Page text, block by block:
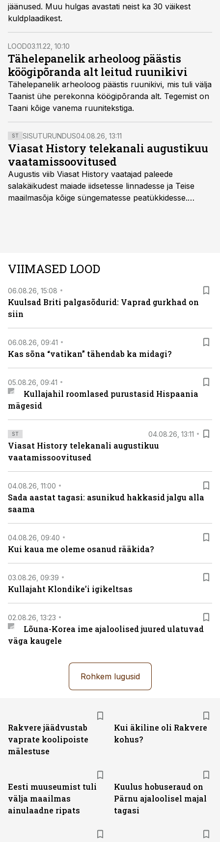
jäänused. Muu hulgas avastati neist ka 30 väikest
kuldplaadikest.
LOOD03.11.22, 10:10
Tähelepanelik arheoloog päästis
köögipõranda alt leitud ruunikivi
Tähelepanelik arheoloog päästis ruunikivi, mis tuli välja
Taanist ühe perekonna köögipõranda alt. Tegemist on
Taani kõige vanema ruunitekstiga.
ST SISUTURUNDUS04.08.26, 13:11
Viasat History telekanali augustikuu
vaatamissoovitused
Augustis viib Viasat History vaatajad paleede
salakäikudest maiade iidsetesse linnadesse ja Teise
maailmasõja kõige süngematesse peatükkidesse.
viasathistory.eu/ee
VIIMASED LOOD
06.08.26, 15:08
Kuulsad Briti palgasõdurid: Vaprad gurkhad on
siin
06.08.26, 09:41
Kas sõna “vatikan” tähendab ka midagi?
05.08.26, 09:41
Kullajahil roomlased purustasid Hispaania
mägesid
ST 04.08.26, 13:11
Viasat History telekanali augustikuu
vaatamissoovitused
04.08.26, 11:00
Sada aastat tagasi: asunikud hakkasid jalgu alla
saama
04.08.26, 09:40
Kui kaua me oleme osanud rääkida?
03.08.26, 09:39
Kullajaht Klondike’i igikeltsas
02.08.26, 13:23
Lõuna-Korea ime ajaloolised juured ulatuvad
väga kaugele
Rohkem lugusid
Rakvere jäädvustab
vaprate koolipoiste
mälestuse
Kui äkiline oli Rakvere
kohus?
Eesti muuseumist tuli
välja maailmas
ainulaadne ripats
Kuulus hobuseraud on
Pärnu ajaloolisel majal
tagasi